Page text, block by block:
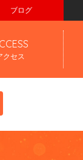
ブログ
クセス